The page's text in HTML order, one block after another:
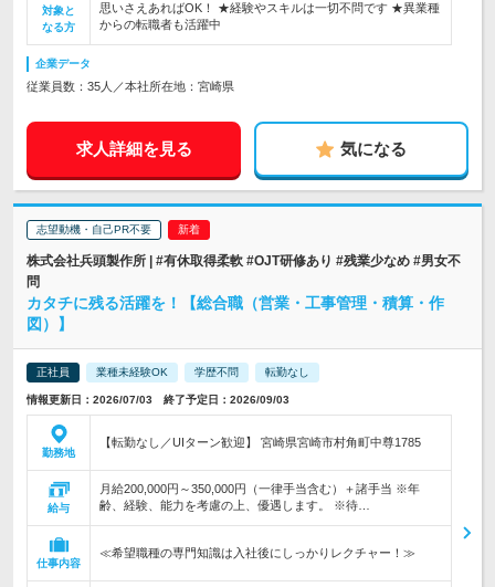
対象と
なる方
思いさえあればOK！ ★経験やスキルは一切不問です ★異業種
からの転職者も活躍中
企業データ
従業員数：35人／本社所在地：宮崎県
求人詳細を見る 気になる
志望動機・自己PR不要
株式会社兵頭製作所 | #有休取得柔軟 #OJT研修あり #残業少なめ #男女不
問
カタチに残る活躍を！【総合職（営業・工事管理・積算・作
図）】
正社員 業種未経験OK 学歴不問 転勤なし
情報更新日：2026/07/03 終了予定日：2026/09/03
勤務地
【転勤なし／UIターン歓迎】 宮崎県宮崎市村角町中尊1785
給与
月給200,000円～350,000円（一律手当含む）＋諸手当 ※年
齢、経験、能力を考慮の上、優遇します。 ※待…
仕事内容
≪希望職種の専門知識は入社後にしっかりレクチャー！≫